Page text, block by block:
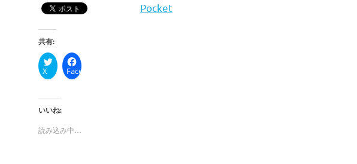
Pocket
共有:
X Facebook
いいね:
読み込み中…